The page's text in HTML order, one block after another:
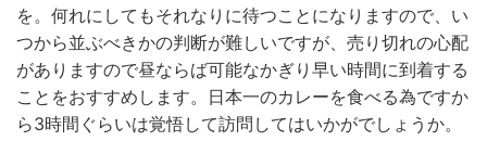
を。何れにしてもそれなりに待つことになりますので、い
つから並ぶべきかの判断が難しいですが、売り切れの心配
がありますので昼ならば可能なかぎり早い時間に到着する
ことをおすすめします。日本一のカレーを食べる為ですか
ら3時間ぐらいは覚悟して訪問してはいかがでしょうか。